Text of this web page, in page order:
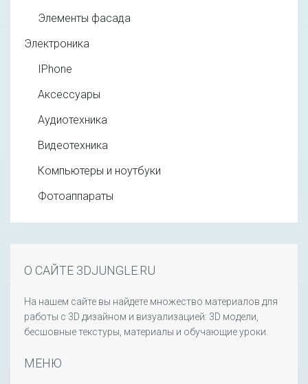
Элементы фасада
Электроника
IPhone
Аксессуары
Аудиотехника
Видеотехника
Компьютеры и ноутбуки
Фотоаппараты
О САЙТЕ 3DJUNGLE.RU
На нашем сайте вы найдете множество материалов для
работы с 3D дизайном и визуализацией: 3D модели,
бесшовные текстуры, материалы и обучающие уроки.
МЕНЮ